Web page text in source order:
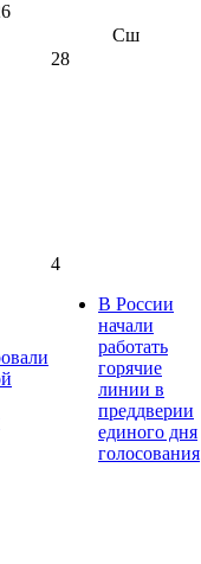
Сш
28
4
В России
начали
работать
горячие
линии в
преддверии
единого дня
голосования